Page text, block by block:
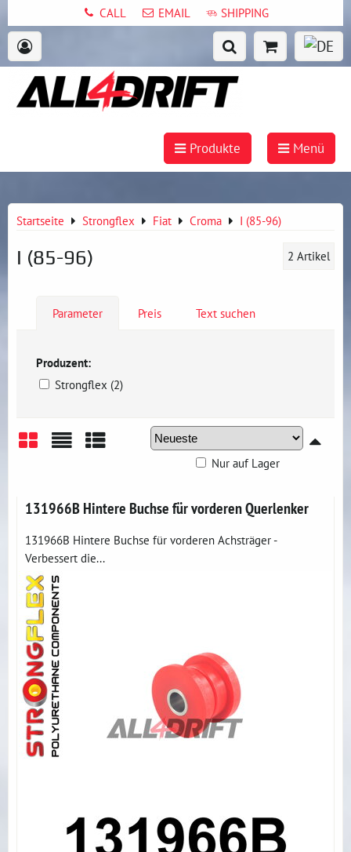
CALL EMAIL SHIPPING
Produkte Menü
Startseite Strongflex Fiat Croma I (85-96)
I (85-96) 2 Artikel
Parameter Preis Text suchen
Produzent:
Strongflex (2)
Nur auf Lager
131966B Hintere Buchse für vorderen Querlenker
131966B Hintere Buchse für vorderen Achsträger -
Verbessert die...